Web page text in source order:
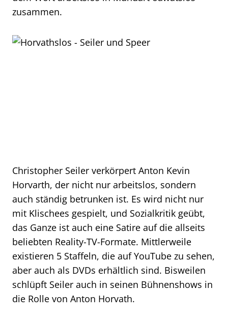
zusammen.
Christopher Seiler verkörpert Anton Kevin
Horvarth, der nicht nur arbeitslos, sondern
auch ständig betrunken ist. Es wird nicht nur
mit Klischees gespielt, und Sozialkritik geübt,
das Ganze ist auch eine Satire auf die allseits
beliebten Reality-TV-Formate. Mittlerweile
existieren 5 Staffeln, die auf YouTube zu sehen,
aber auch als DVDs erhältlich sind. Bisweilen
schlüpft Seiler auch in seinen Bühnenshows in
die Rolle von Anton Horvath.